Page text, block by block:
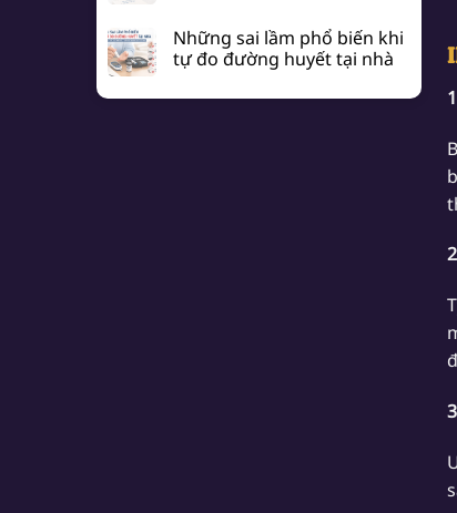
Những sai lầm phổ biến khi
tự đo đường huyết tại nhà